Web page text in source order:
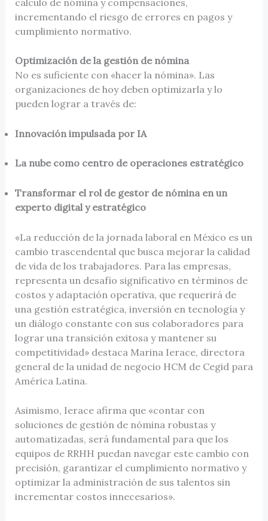
incrementando el riesgo de errores en pagos y
cumplimiento normativo.
Optimización de la gestión de nómina
No es suficiente con «hacer la nómina». Las
organizaciones de hoy deben optimizarla y lo
pueden lograr a través de:
Innovación impulsada por IA
La nube como centro de operaciones estratégico
Transformar el rol de gestor de nómina en un
experto digital y estratégico
«La reducción de la jornada laboral en México es un
cambio trascendental que busca mejorar la calidad
de vida de los trabajadores. Para las empresas,
representa un desafío significativo en términos de
costos y adaptación operativa, que requerirá de
una gestión estratégica, inversión en tecnología y
un diálogo constante con sus colaboradores para
lograr una transición exitosa y mantener su
competitividad» destaca Marina Ierace, directora
general de la unidad de negocio HCM de Cegid para
América Latina.
Asimismo, Ierace afirma que «contar con
soluciones de gestión de nómina robustas y
automatizadas, será fundamental para que los
equipos de RRHH puedan navegar este cambio con
precisión, garantizar el cumplimiento normativo y
optimizar la administración de sus talentos sin
incrementar costos innecesarios».